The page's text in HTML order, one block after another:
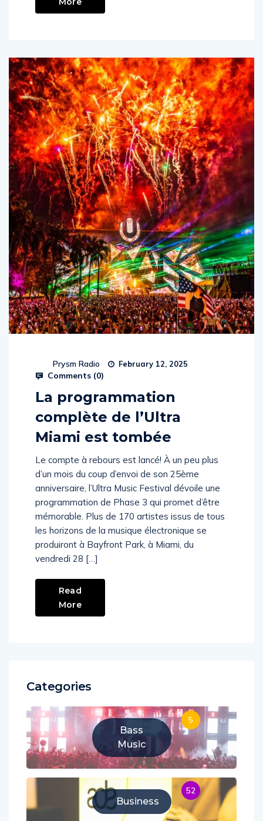
Prysm Radio February 12, 2025
Comments (0)
La programmation
complète de l’Ultra
Miami est tombée
Le compte à rebours est lancé! À un peu plus
d’un mois du coup d’envoi de son 25ème
anniversaire, l’Ultra Music Festival dévoile une
programmation de Phase 3 qui promet d’être
mémorable. Plus de 170 artistes issus de tous
les horizons de la musique électronique se
produiront à Bayfront Park, à Miami, du
vendredi 28 […]
Read
More
Categories
Bass
Music
5
Business
52